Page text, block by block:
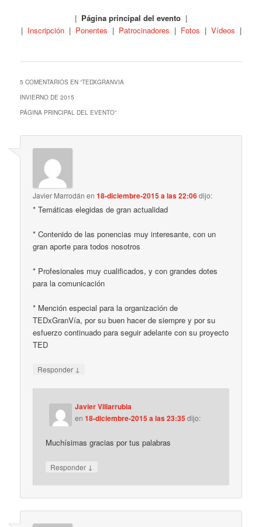
| Página principal del evento |
| Inscripción| Ponentes | Patrocinadores | Fotos | Vídeos |
5 COMENTARIOS EN “TEDXGRANVIA
INVIERNO DE 2015
PÁGINA PRINCIPAL DEL EVENTO”
Javier Marrodán en18-diciembre-2015 a las 22:06dijo:
* Temáticas elegidas de gran actualidad
* Contenido de las ponencias muy interesante, con un
gran aporte para todos nosotros
* Profesionales muy cualificados, y con grandes dotes
para la comunicación
* Mención especial para la organización de
TEDxGranVía, por su buen hacer de siempre y por su
esfuerzo continuado para seguir adelante con su proyecto
TED
Responder ↓
Javier Villarrubia
en18-diciembre-2015 a las 23:35 dijo:
Muchísimas gracias por tus palabras
Responder ↓